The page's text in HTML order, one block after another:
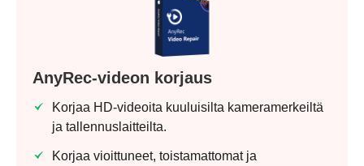
Vaihe 2.
AnyRec-videon korjaus
Korjaa HD-videoita kuuluisilta kameramerkeiltä
ja tallennuslaitteilta.
Korjaa vioittuneet, toistamattomat ja